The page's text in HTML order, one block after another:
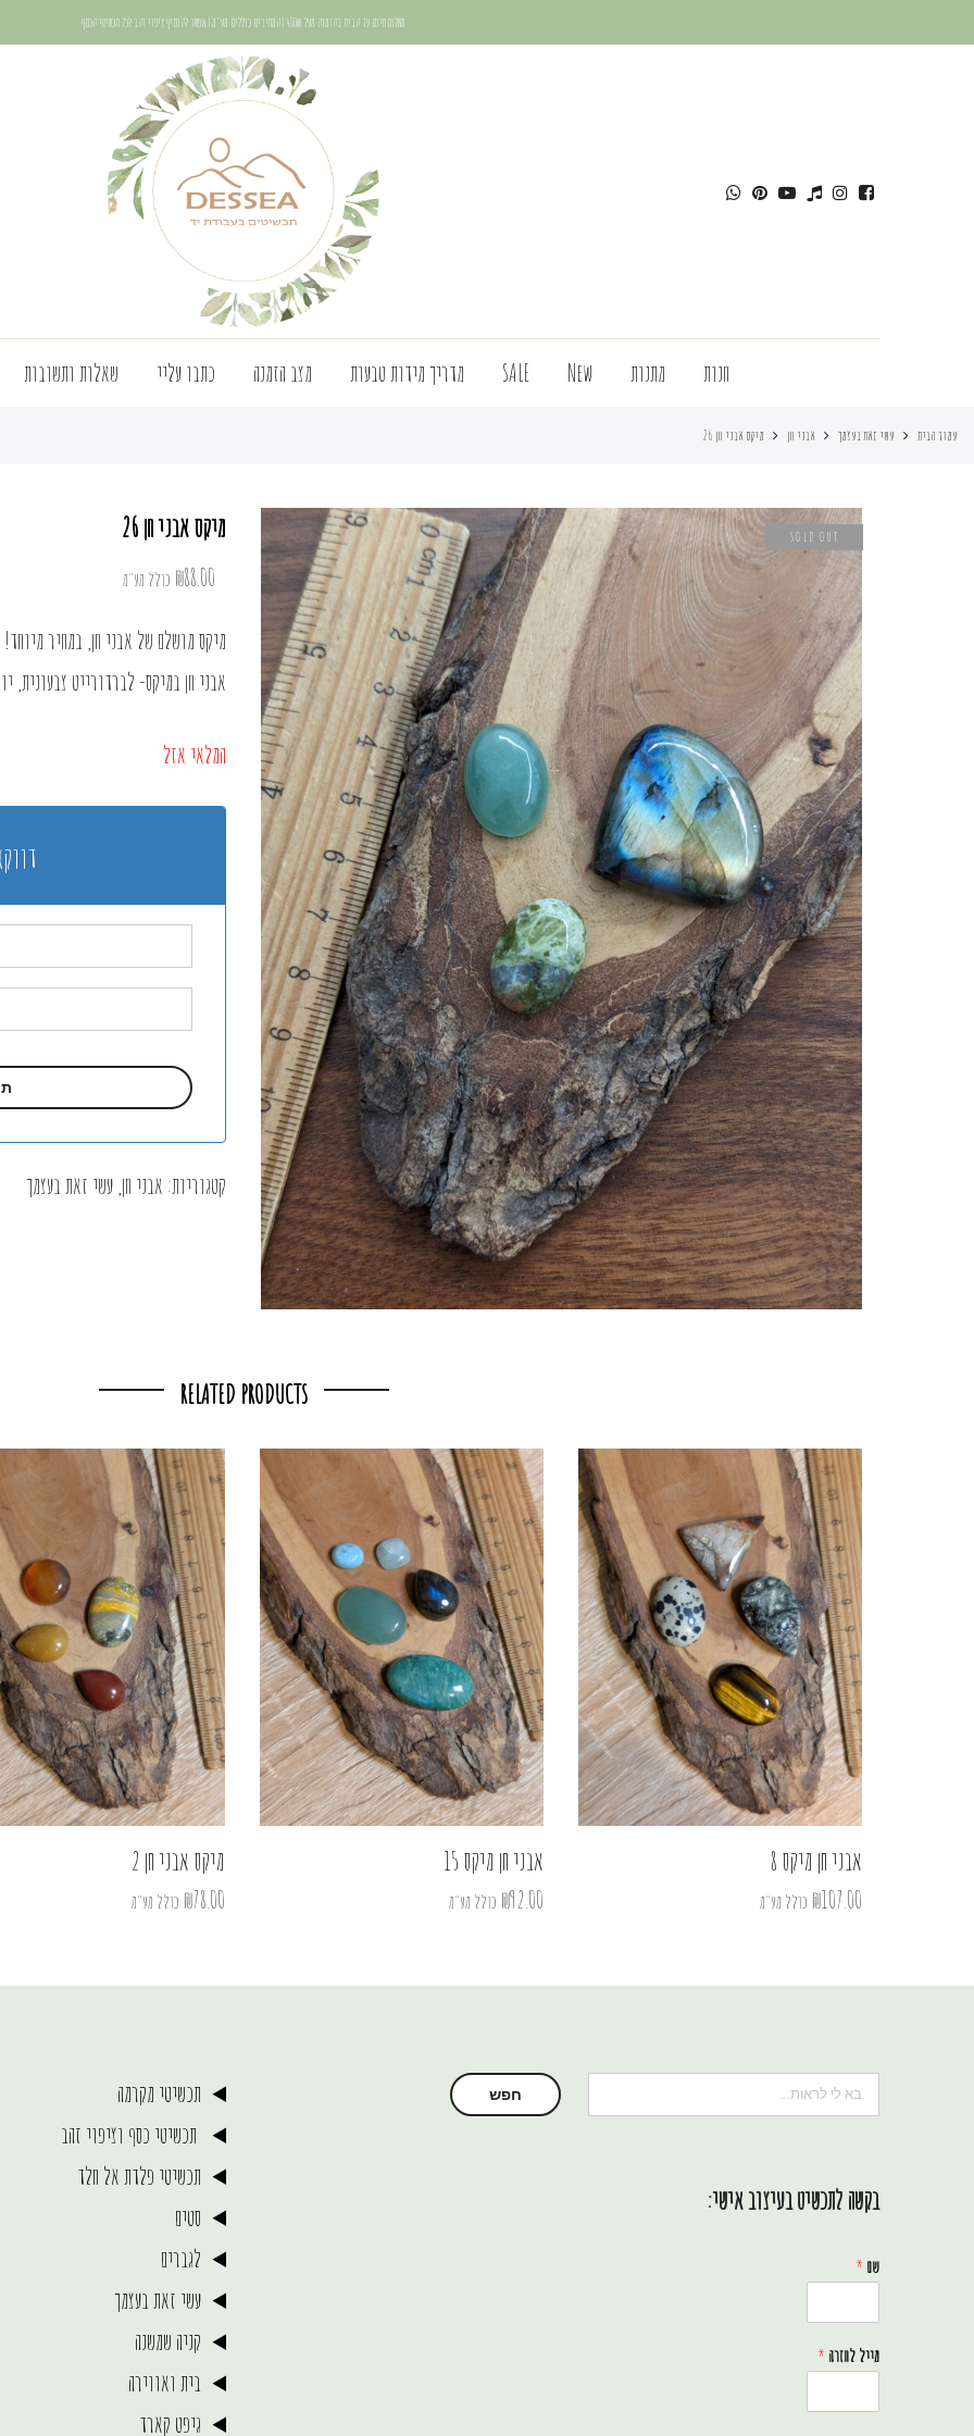
משלוח חינם עד הבית בהזמנה מעל 400₪ | המחירים כוללים מע"מ | אפשר להוסיף ציפוי זהב לכל תכשיטי הכסף
חנות מתנות New
SALE מדריך מידות טבעות מצב הזמנה כתבו עליי שאלות ותשובות
עמוד הבית עשי זאת בעצמך אבני חן מיקס אבני חן 26
SOLD OUT מיקס אבני חן 26
₪88.00 כולל מע"מ
מיקס מושלם של אבני חן, במחיר מיוחד!
אבני חן במיקס- לברדורייט צבעונית,
המלאי אזל
קטגוריות: אבני חן עשי זאת בעצמך
RELATED PRODUCTS
אבני חן מיקס 8
₪107.00 כולל מע"מ
אבני חן מיקס 15
₪92.00 כולל מע"מ
מיקס אבני חן 2
₪78.00 כולל מע"מ
חיפוש חפש
בקשה לתכשיט בעיצוב אישי:
שם *
מייל לחזרה *
תכשיטי מקרמה
תכשיטי כסף וציפוי זהב
תכשיטי פלדת אל חלד
סטים
לגברים
עשי זאת בעצמך
קניה שמשנה
בית ואווירה
גיפט קארד